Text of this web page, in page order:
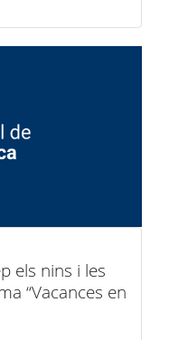
els nins i les
“Vacances en